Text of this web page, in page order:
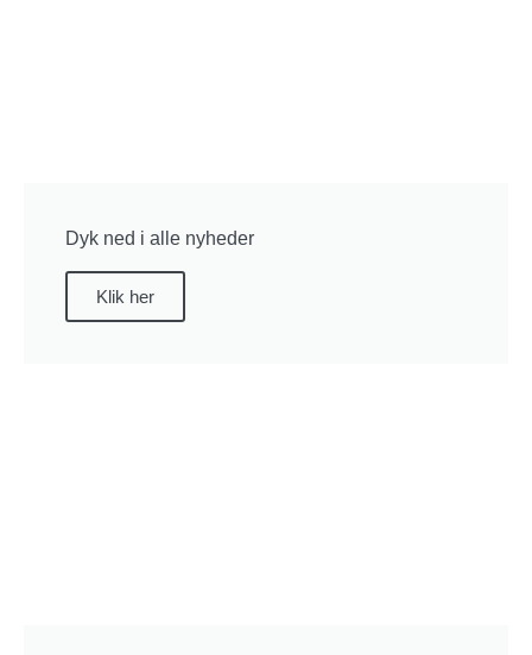
Dyk ned i alle nyheder
Klik her